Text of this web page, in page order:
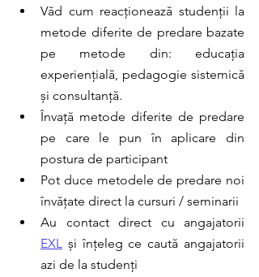
Văd cum reacționează studenții la
metode diferite de predare bazate
pe metode din: educația
experiențială, pedagogie sistemică
și consultanță.
Învață metode diferite de predare
pe care le pun în aplicare din
postura de participant
Pot duce metodele de predare noi
învățate direct la cursuri / seminarii
EXL și înțeleg ce caută angajatorii
azi de la studenți